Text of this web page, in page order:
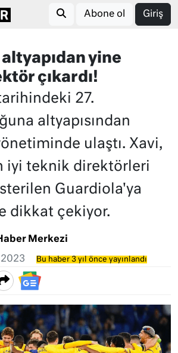
Abone ol Giriş
yine
çıkardı!
27.
altyapısından
ulaştı. Xavi,
iyi teknik direktörleri
Guardiola'ya
dikkat çekiyor.
Merkezi
2023 Bu haber 3 yıl önce yayınlandı